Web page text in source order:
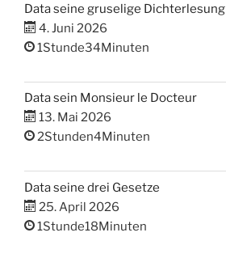
Data seine gruselige Dichterlesung
4. Juni 2026
1Stunde34Minuten
Data sein Monsieur le Docteur
13. Mai 2026
2Stunden4Minuten
Data seine drei Gesetze
25. April 2026
1Stunde18Minuten